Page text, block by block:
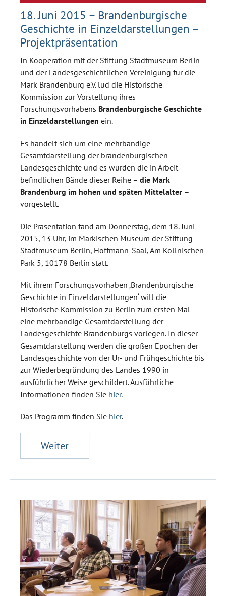
18. Juni 2015 – Brandenburgische
Geschichte in Einzeldarstellungen –
Projektpräsentation
In Kooperation mit der Stiftung Stadtmuseum Berlin
und der Landesgeschichtlichen Vereinigung für die
Mark Brandenburg e.V. lud die Historische
Kommission zur Vorstellung ihres
Forschungsvorhabens Brandenburgische Geschichte
in Einzeldarstellungen ein.
Es handelt sich um eine mehrbändige
Gesamtdarstellung der brandenburgischen
Landesgeschichte und es wurden die in Arbeit
befindlichen Bände dieser Reihe – die Mark
Brandenburg im hohen und späten Mittelalter –
vorgestellt.
Die Präsentation fand am Donnerstag, dem 18. Juni
2015, 13 Uhr, im Märkischen Museum der Stiftung
Stadtmuseum Berlin, Hoffmann-Saal, Am Köllnischen
Park 5, 10178 Berlin statt.
Mit ihrem Forschungsvorhaben ‚Brandenburgische
Geschichte in Einzeldarstellungen‘ will die
Historische Kommission zu Berlin zum ersten Mal
eine mehrbändige Gesamtdarstellung der
Landesgeschichte Brandenburgs vorlegen. In dieser
Gesamtdarstellung werden die großen Epochen der
Landesgeschichte von der Ur- und Frühgeschichte bis
zur Wiederbegründung des Landes 1990 in
ausführlicher Weise geschildert. Ausführliche
Informationen finden Sie hier.
Das Programm finden Sie hier.
Weiter